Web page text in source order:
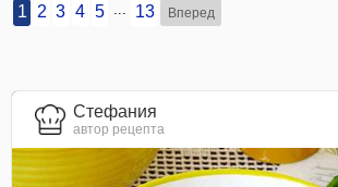
1 2 3 4 5 ... 13 Вперед
Стефания
автор рецепта